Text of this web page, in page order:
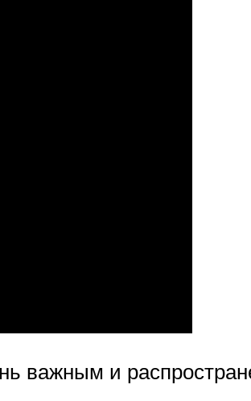
важным и